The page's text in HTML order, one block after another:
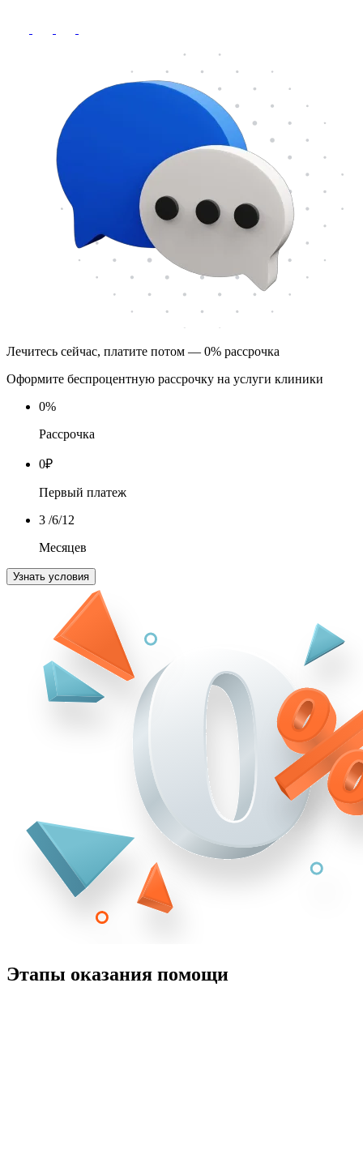
Лечитесь сейчас, платите потом — 0% рассрочка
Оформите беспроцентную рассрочку на услуги клиники
0%
Рассрочка
0₽
Первый платеж
3 /6/12
Месяцев
Узнать условия
Этапы оказания помощи